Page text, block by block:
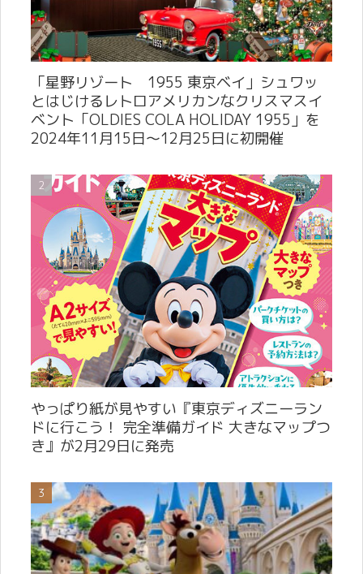
「星野リゾート 1955 東京ベイ」シュワッ
とはじけるレトロアメリカンなクリスマスイ
ベント「OLDIES COLA HOLIDAY 1955」を
2024年11月15日～12月25日に初開催
やっぱり紙が見やすい『東京ディズニーラン
ドに行こう！ 完全準備ガイド 大きなマップつ
き』が2月29日に発売